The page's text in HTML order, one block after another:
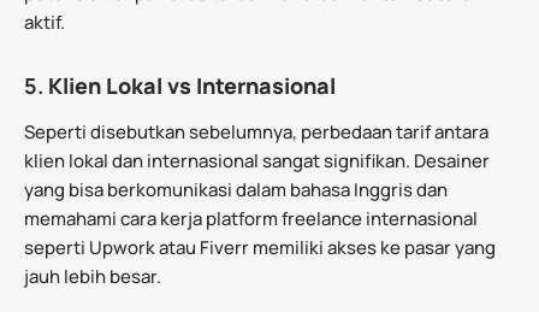
aktif.
5. Klien Lokal vs Internasional
Seperti disebutkan sebelumnya, perbedaan tarif antara
klien lokal dan internasional sangat signifikan. Desainer
yang bisa berkomunikasi dalam bahasa Inggris dan
memahami cara kerja platform freelance internasional
seperti Upwork atau Fiverr memiliki akses ke pasar yang
jauh lebih besar.